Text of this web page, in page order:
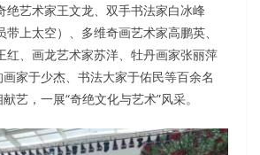
绝艺术家王文龙、双手书法家白冰峰
带上太空）、多维奇画艺术家高鹏英、
红、画龙艺术家苏洋、牡丹画家张丽萍
画家于少杰、书法大家于佑民等百余名
艺，一展“奇绝文化与艺术”风采。